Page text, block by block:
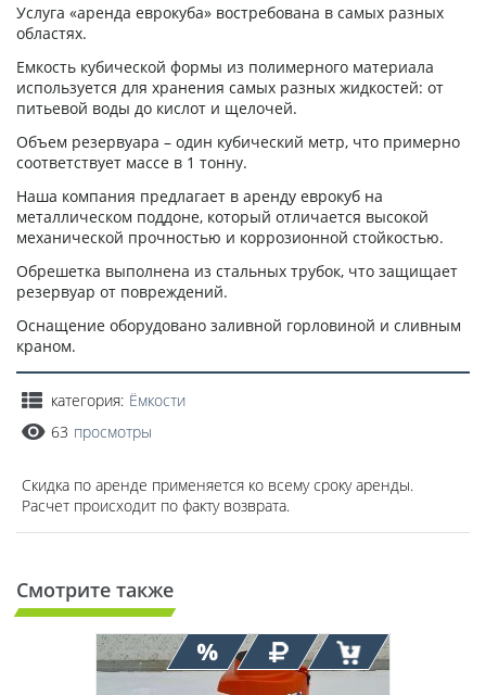
Услуга «аренда еврокуба» востребована в самых разных
областях.
Емкость кубической формы из полимерного материала
используется для хранения самых разных жидкостей: от
питьевой воды до кислот и щелочей.
Объем резервуара – один кубический метр, что примерно
соответствует массе в 1 тонну.
Наша компания предлагает в аренду еврокуб на
металлическом поддоне, который отличается высокой
механической прочностью и коррозионной стойкостью.
Обрешетка выполнена из стальных трубок, что защищает
резервуар от повреждений.
Оснащение оборудовано заливной горловиной и сливным
краном.
категория: Ёмкости
63 просмотры
Скидка по аренде применяется ко всему сроку аренды.
Расчет происходит по факту возврата.
Смотрите также